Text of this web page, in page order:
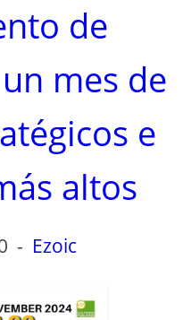
de
mes de
e
altos
- Ezoic